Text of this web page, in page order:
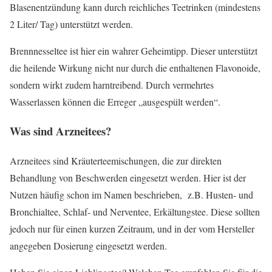
Blasenentzündung kann durch reichliches Teetrinken (mindestens
2 Liter/ Tag) unterstützt werden.
Brennnesseltee ist hier ein wahrer Geheimtipp. Dieser unterstützt
die heilende Wirkung nicht nur durch die enthaltenen Flavonoide,
sondern wirkt zudem harntreibend. Durch vermehrtes
Wasserlassen können die Erreger „ausgespült werden“.
Was sind Arzneitees?
Arzneitees sind Kräuterteemischungen, die zur direkten
Behandlung von Beschwerden eingesetzt werden. Hier ist der
Nutzen häufig schon im Namen beschrieben, z.B. Husten- und
Bronchialtee, Schlaf- und Nerventee, Erkältungstee. Diese sollten
jedoch nur für einen kurzen Zeitraum, und in der vom Hersteller
angegeben Dosierung eingesetzt werden.